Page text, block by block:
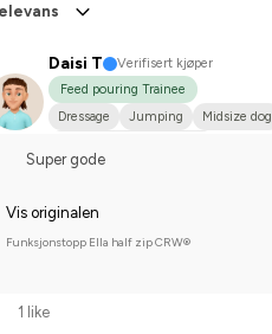
Daisi T
Verifisert kjøper
Feed pouring Trainee
Dressage
Jumping Midsize dog
Super gode
Vis originalen
Funksjonstopp Ella half zip CRW®
1 like